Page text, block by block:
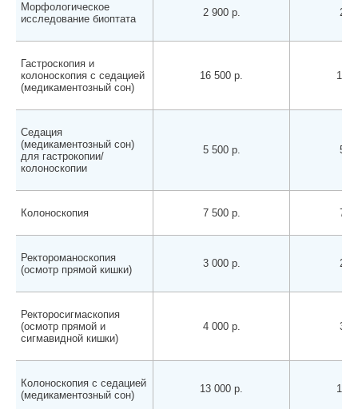
Морфологическое
исследование биоптата
2 900 р. 2
Гастроскопия и
колоноскопия с седацией
(медикаментозный сон)
16 500 р. 16
Седация
(медикаментозный сон)
для гастрокопии/
колоноскопии
5 500 р. 5
Колоноскопия 7 500 р. 7
Ректороманоскопия
(осмотр прямой кишки)
3 000 р. 2
Ректоросигмаскопия
(осмотр прямой и
сигмавидной кишки)
4 000 р. 3
Колоноскопия с седацией
(медикаментозный сон)
13 000 р. 12